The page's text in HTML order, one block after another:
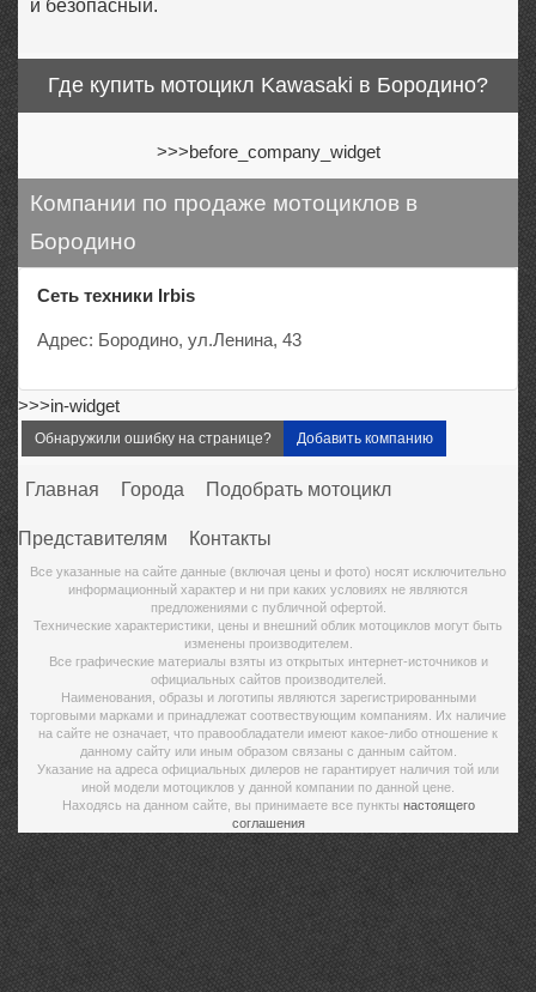
и безопасный.
Где купить мотоцикл Kawasaki в Бородино?
>>>before_company_widget
Компании по продаже мотоциклов в
Бородино
Сеть техники Irbis
Адрес: Бородино, ул.Ленина, 43
>>>in-widget
Обнаружили ошибку на странице? Добавить компанию
Главная Города Подобрать мотоцикл
Представителям Контакты
Все указанные на сайте данные (включая цены и фото) носят исключительно
информационный характер и ни при каких условиях не являются
предложениями с публичной офертой.
Технические характеристики, цены и внешний облик мотоциклов могут быть
изменены производителем.
Все графические материалы взяты из открытых интернет-источников и
официальных сайтов производителей.
Наименования, образы и логотипы являются зарегистрированными
торговыми марками и принадлежат соотвествующим компаниям. Их наличие
на сайте не означает, что правообладатели имеют какое-либо отношение к
данному сайту или иным образом связаны с данным сайтом.
Указание на адреса официальных дилеров не гарантирует наличия той или
иной модели мотоциклов у данной компании по данной цене.
Находясь на данном сайте, вы принимаете все пункты настоящего
соглашения